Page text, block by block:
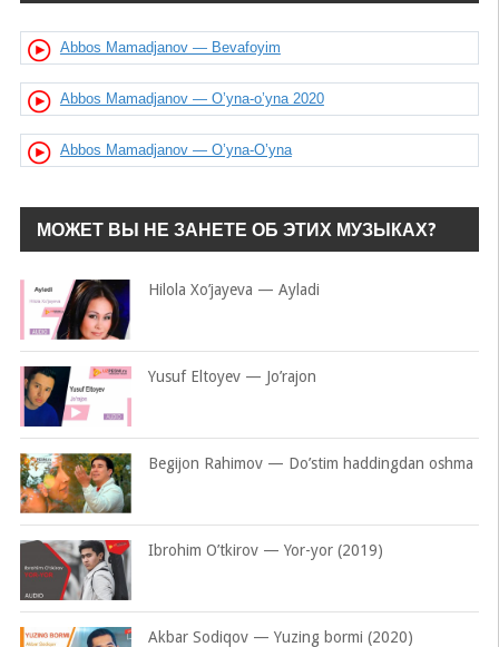
Abbos Mamadjanov — Bevafoyim
Abbos Mamadjanov — O’yna-o’yna 2020
Abbos Mamadjanov — O’yna-O’yna
МОЖЕТ ВЫ НЕ ЗАНЕТЕ ОБ ЭТИХ МУЗЫКАХ?
Hilola Xo’jayeva — Ayladi
Yusuf Eltoyev — Jo’rajon
Begijon Rahimov — Do’stim haddingdan oshma
Ibrohim O’tkirov — Yor-yor (2019)
Akbar Sodiqov — Yuzing bormi (2020)